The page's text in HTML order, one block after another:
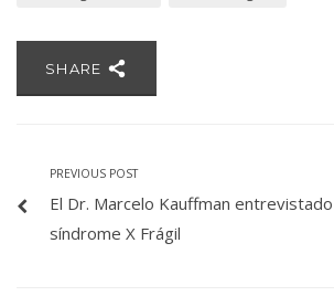
SHARE
PREVIOUS POST
El Dr. Marcelo Kauffman
síndrome X Frágil